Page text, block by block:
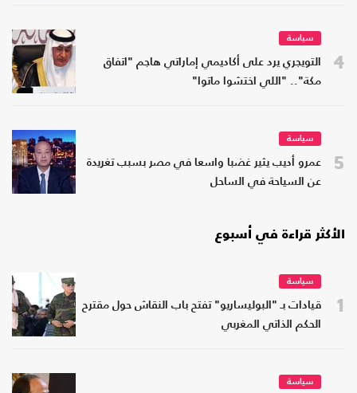
4
سياسة
التويجري يرد على أكاديمي إماراتي هاجم "اتفاق
مكة".. "اللي اختشوا ماتوا"
5
سياسة
عمرو أديب يثير غضبا واسعا في مصر بسبب تغريدة
عن السياحة في الساحل
الأكثر قراءة في أسبوع
1
سياسة
قيادات بـ "البوليساريو" تفتح باب النقاش حول مقترح
الحكم الذاتي المغربي
سياسة